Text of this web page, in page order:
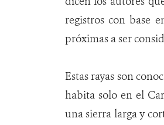
registros con base
próximas a ser
Estas rayas son
habita solo en el
una sierra larga y